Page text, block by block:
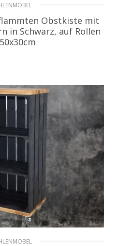
Obstkiste mit
in Schwarz, auf Rollen